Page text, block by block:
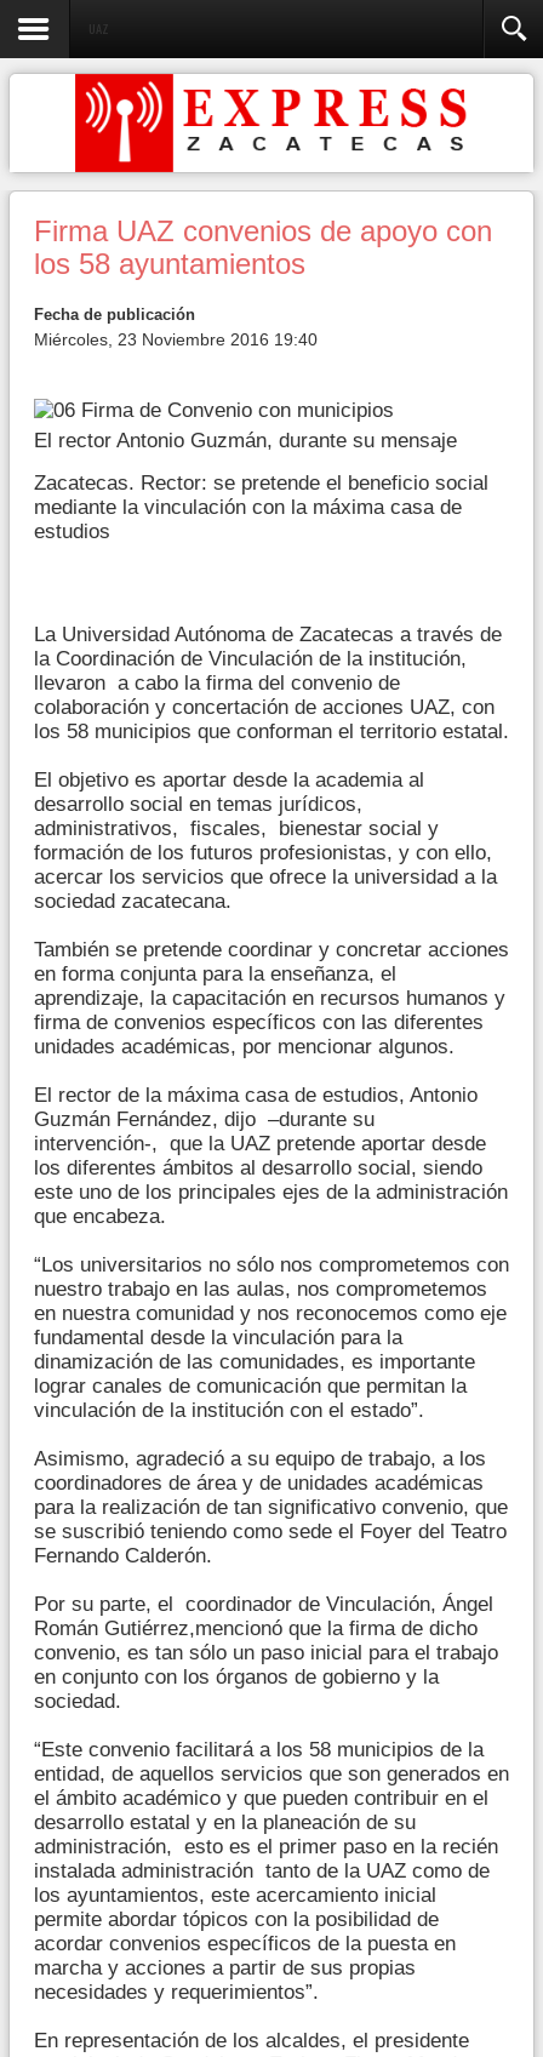
UAZ
Firma UAZ convenios de apoyo con
los 58 ayuntamientos
Fecha de publicación
Miércoles, 23 Noviembre 2016 19:40
El rector Antonio Guzmán, durante su mensaje
Zacatecas. Rector: se pretende el beneficio social
mediante la vinculación con la máxima casa de
estudios
La Universidad Autónoma de Zacatecas a través de
la Coordinación de Vinculación de la institución,
llevaron a cabo la firma del convenio de
colaboración y concertación de acciones UAZ, con
los 58 municipios que conforman el territorio estatal.
El objetivo es aportar desde la academia al
desarrollo social en temas jurídicos,
administrativos, fiscales, bienestar social y
formación de los futuros profesionistas, y con ello,
acercar los servicios que ofrece la universidad a la
sociedad zacatecana.
También se pretende coordinar y concretar acciones
en forma conjunta para la enseñanza, el
aprendizaje, la capacitación en recursos humanos y
firma de convenios específicos con las diferentes
unidades académicas, por mencionar algunos.
El rector de la máxima casa de estudios, Antonio
Guzmán Fernández, dijo –durante su
intervención-, que la UAZ pretende aportar desde
los diferentes ámbitos al desarrollo social, siendo
este uno de los principales ejes de la administración
que encabeza.
“Los universitarios no sólo nos comprometemos con
nuestro trabajo en las aulas, nos comprometemos
en nuestra comunidad y nos reconocemos como eje
fundamental desde la vinculación para la
dinamización de las comunidades, es importante
lograr canales de comunicación que permitan la
vinculación de la institución con el estado”.
Asimismo, agradeció a su equipo de trabajo, a los
coordinadores de área y de unidades académicas
para la realización de tan significativo convenio, que
se suscribió teniendo como sede el Foyer del Teatro
Fernando Calderón.
Por su parte, el coordinador de Vinculación, Ángel
Román Gutiérrez,mencionó que la firma de dicho
convenio, es tan sólo un paso inicial para el trabajo
en conjunto con los órganos de gobierno y la
sociedad.
“Este convenio facilitará a los 58 municipios de la
entidad, de aquellos servicios que son generados en
el ámbito académico y que pueden contribuir en el
desarrollo estatal y en la planeación de su
administración, esto es el primer paso en la recién
instalada administración tanto de la UAZ como de
los ayuntamientos, este acercamiento inicial
permite abordar tópicos con la posibilidad de
acordar convenios específicos de la puesta en
marcha y acciones a partir de sus propias
necesidades y requerimientos”.
En representación de los alcaldes, el presidente